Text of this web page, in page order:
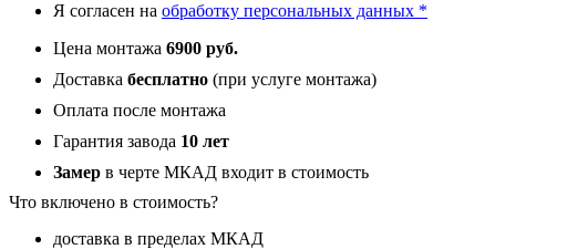
Белая
классика
Я согласен на обработку персональных данных *
Цена монтажа 6900 руб.
Доставка бесплатно (при услуге монтажа)
Оплата после монтажа
Гарантия завода 10 лет
Замер в черте МКАД входит в стоимость
Что включено в стоимость?
доставка в пределах МКАД